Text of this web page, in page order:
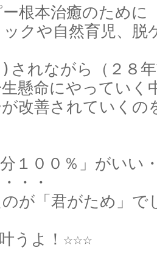
根本治癒のために
クや自然育児、脱
れながら（２８年
懸命にやっていく
改善されていくの
１００％」がいい
・・
が「君がため」で
うよ！☆☆☆